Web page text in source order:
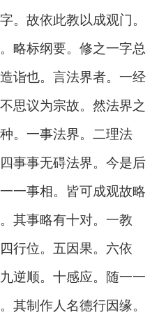
。故依此教以成观门。
略标纲要。修之一字总
诣也。言法界者。一经
思议为宗故。然法界之
。一事法界。二理法
事事无碍法界。今是后
一事相。皆可成观故略
其事略有十对。一教
行位。五因果。六依
逆顺。十感应。随一一
其制作人名德行因缘。